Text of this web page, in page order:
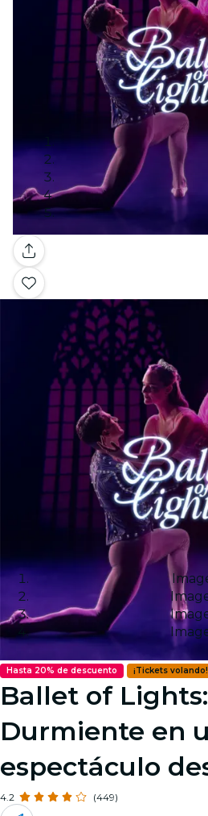
Galería
Hasta 20% de descuento ¡Tickets volando!
Ballet of
Durmiente en
espectáculo
4.2 (449)